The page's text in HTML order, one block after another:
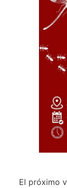
El próximo